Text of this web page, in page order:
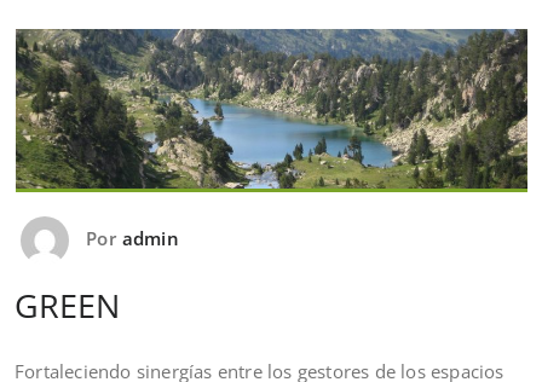
Por admin
GREEN
Fortaleciendo sinergías entre los gestores de los espacios